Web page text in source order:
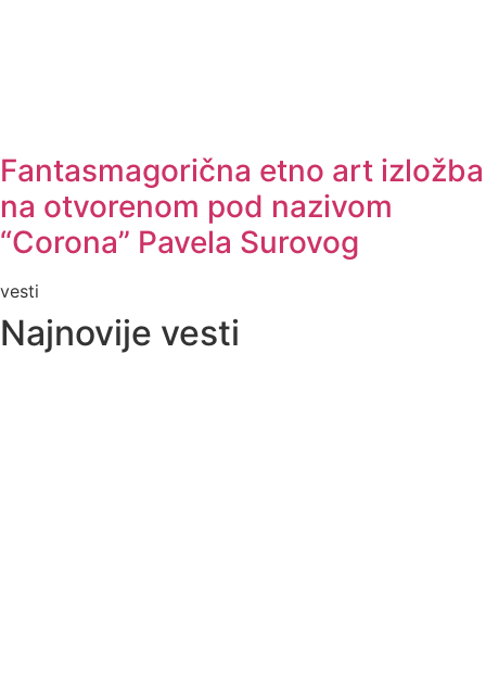
Fantasmagorična etno art izložba
na otvorenom pod nazivom
“Corona” Pavela Surovog
vesti
Najnovije vesti